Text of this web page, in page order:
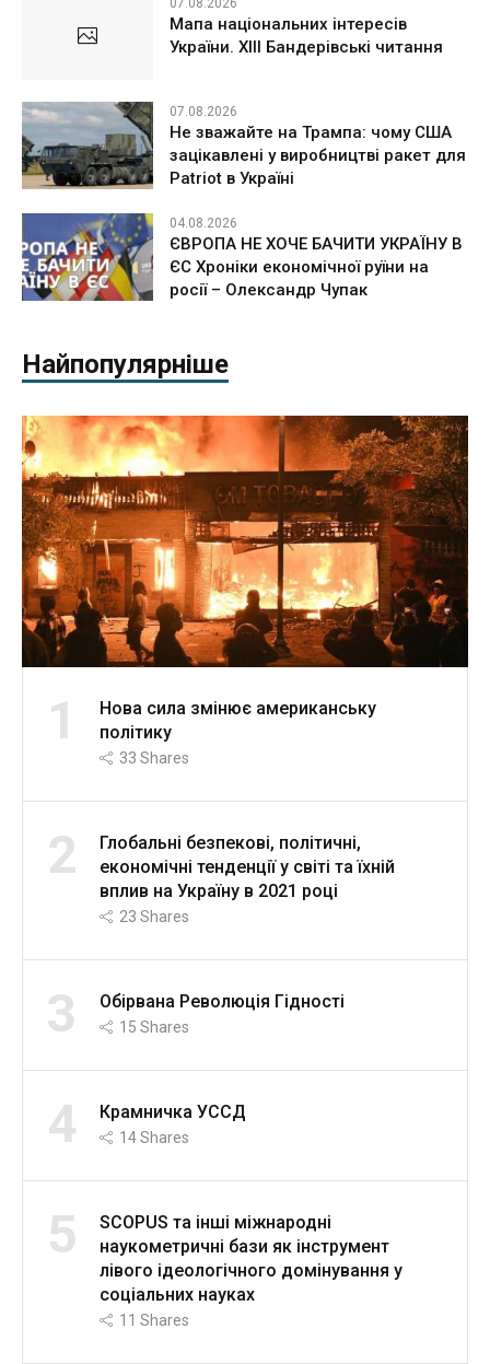
07.08.2026
Мапа національних інтересів
України. ХІІІ Бандерівські читання
07.08.2026
Не зважайте на Трампа: чому США
зацікавлені у виробництві ракет для
Patriot в Україні
04.08.2026
ЄВРОПА НЕ ХОЧЕ БАЧИТИ УКРАЇНУ В
ЄС Хроніки економічної руїни на
росії – Олександр Чупак
Найпопулярніше
1
Нова сила змінює американську
політику
33 Shares
2
Глобальні безпекові, політичні,
економічні тенденції у світі та їхній
вплив на Україну в 2021 році
23 Shares
3 Обірвана Революція Гідності
15 Shares
4 Крамничка УССД
14Shares
5
SCOPUS та інші міжнародні
наукометричні бази як інструмент
лівого ідеологічного домінування у
соціальних науках
11 Shares